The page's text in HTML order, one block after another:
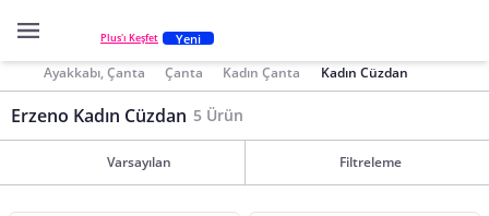
Plus'ı Keşfet Yeni
Ayakkabı, Çanta Çanta Kadın Çanta Kadın Cüzdan
Erzeno Kadın Cüzdan 5 Ürün
Varsayılan Filtreleme